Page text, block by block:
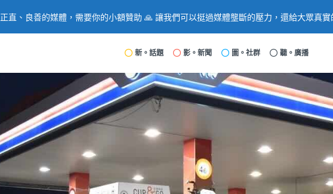
正直、良善的媒體，需要你的小額贊助 🙏 讓我們可以挺過媒體壟斷的壓力，還給大眾真實
新。話題 影。新聞 圖。社群 聽。廣播